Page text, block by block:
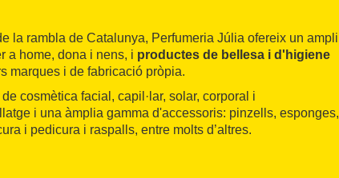
la rambla de Catalunya, Perfumeria Júlia ofereix un ampli
a home, dona i nens, i productes de bellesa i d'higiene
marques i de fabricació pròpia.
cosmètica facial, capil·lar, solar, corporal i
i una àmplia gamma d'accessoris: pinzells, esponges,
i pedicura i raspalls, entre molts d’altres.